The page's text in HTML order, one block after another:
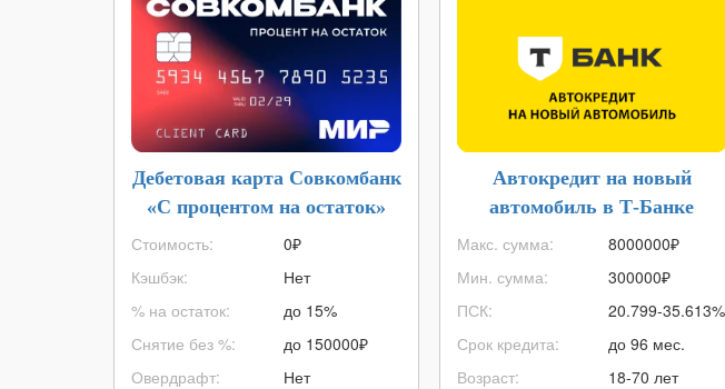
Дебетовая карта Совкомбанк
«С процентом на остаток»
Стоимость:
Кэшбэк:
% на остаток:
Снятие без %:
Овердрафт:
0₽
Нет
до 15%
до 150000₽
Нет
Автокредит на новый
автомобиль в Т-Банке
Макс. сумма:
Мин. сумма:
ПСК:
Срок кредита:
Возраст:
8000000₽
300000₽
20.799-35.613%
до 96 мес.
18-70 лет